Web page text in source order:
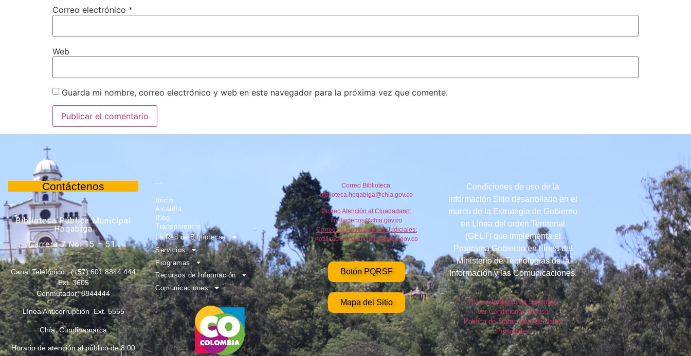
Correo electrónico *
Web
Guarda mi nombre, correo electrónico y web en este navegador para la próxima vez que comente.
Contáctenos
Biblioteca Pública Municipal
Hoqabiga
Carrera 7 No. 15 – 51
Canal Telefónico: (+57) 601 8844 444
Ext. 3605
Conmutador: 8844444
Línea Anticorrupción Ext. 5555
Chía, Cundinamarca
Horario de atención al público de 8:00
Inicio
Alcaldía
Blog
Transparencia
La Red de Bibliotecas
Servicios
Programas
Recursos de Información
Comunicaciones
Correo Biblioteca:
biblioteca.hoqabiga@chia.gov.co
Correo Atención al Ciuadadano:
contactenos@chia.gov.co
Correo de Notificaciones Judiciales:
notificacionesjudiciales@chia.gov.co
Botón PQRSF
Mapa del Sitio
Condiciones de uso de la
información Sitio desarrollado en el
marco de la Estrategia de Gobierno
en Línea del orden Territorial
(GELT) que implementa el
Programa Gobierno en Línea del
Ministerio de Tecnologías de la
Información y las Comunicaciones.
Plan estratégico de Sistemas
Ver Condiciones de Uso
Política de Tratamiento de Datos
Personales